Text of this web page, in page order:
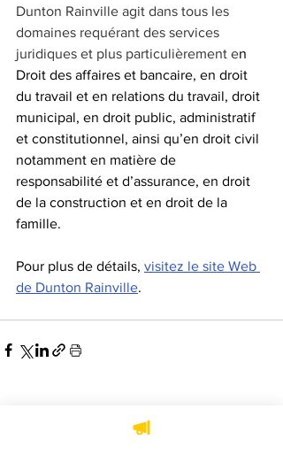
Dunton Rainville agit dans tous les
domaines requérant des services
juridiques et plus particulièrement en
Droit des affaires et bancaire, en droit
du travail et en relations du travail, droit
municipal, en droit public, administratif
et constitutionnel, ainsi qu’en droit civil
notamment en matière de
responsabilité et d’assurance, en droit
de la construction et en droit de la
famille.
Pour plus de détails, visitez le site Web
de Dunton Rainville.